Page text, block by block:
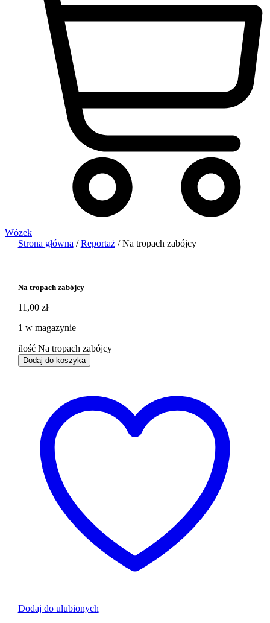
Wózek
Strona główna /Reportaż/ Na tropach zabójcy
Na tropach zabójcy
11,00 zł
1 w magazynie
ilość Na tropach zabójcy
Dodaj do koszyka
Dodaj do ulubionych